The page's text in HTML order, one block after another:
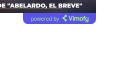
powered by